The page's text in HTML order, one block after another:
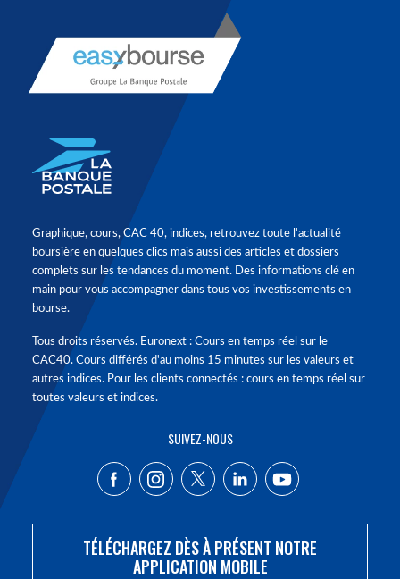
Graphique, cours, CAC 40, indices, retrouvez toute l'actualité
boursière en quelques clics mais aussi des articles et dossiers
complets sur les tendances du moment. Des informations clé en
main pour vous accompagner dans tous vos investissements en
bourse.
Tous droits réservés. Euronext : Cours en temps réel sur le
CAC40. Cours différés d'au moins 15 minutes sur les valeurs et
autres indices. Pour les clients connectés : cours en temps réel sur
toutes valeurs et indices.
SUIVEZ-NOUS
TÉLÉCHARGEZ DÈS À PRÉSENT NOTRE
APPLICATION MOBILE